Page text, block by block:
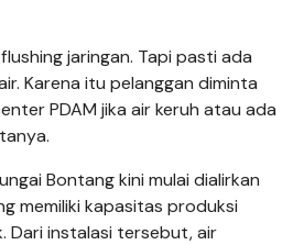
jaringan. Tapi pasti ada
Karena itu pelanggan diminta
PDAM jika air keruh atau ada
Bontang kini mulai dialirkan
memiliki kapasitas produksi
Dari instalasi tersebut, air